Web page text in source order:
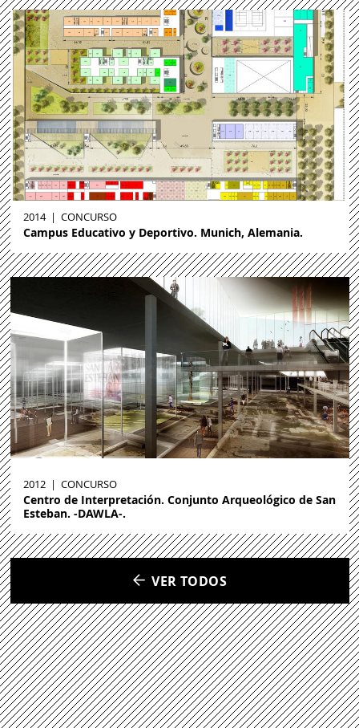
2014 | CONCURSO
Campus Educativo y Deportivo. Munich, Alemania.
2012 | CONCURSO
Centro de Interpretación. Conjunto Arqueológico de San
Esteban. -DAWLA-.
VER TODOS